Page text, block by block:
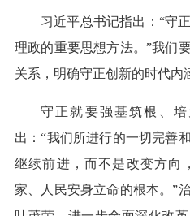
习近平总书记指出：“守
理政的重要思想方法。”我们
关系，明确守正创新的时代内
守正就要强基筑根、
出：“我们所进行的一切完善
继续前进，而不是改变方向
家、人民安身立命的根本。”